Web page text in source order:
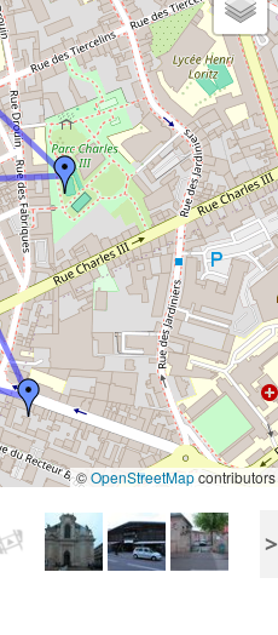
©OpenStreetMapcontributors
>